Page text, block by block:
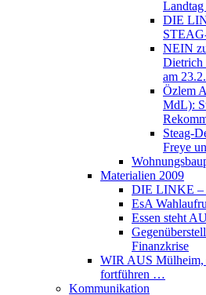
DIE
NEIN
Dietrich
am
Özlem
MdL):
Steag-
Freye
Materialien 2009
DIE LINKE –
EsA
Essen steht
Finanzkrise
WIR AUS Mülheim,
fortführen …
Kommunikation